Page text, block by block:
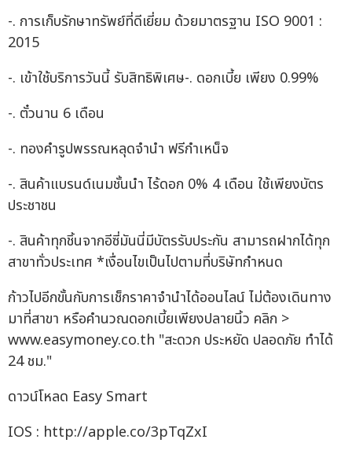
-. การเก็บรักษาทรัพย์ที่ดีเยี่ยม ด้วยมาตรฐาน ISO 9001 :
2015
-. เข้าใช้บริการวันนี้ รับสิทธิพิเศษ-. ดอกเบี้ย เพียง 0.99%
-. ตั๋วนาน 6 เดือน
-. ทองคำรูปพรรณหลุดจำนำ ฟรีกำเหน็จ
-. สินค้าแบรนด์เนมชั้นนำ ไร้ดอก 0% 4 เดือน ใช้เพียงบัตร
ประชาชน
-. สินค้าทุกชิ้นจากอีซี่มันนี่มีบัตรรับประกัน สามารถฝากได้ทุก
สาขาทั่วประเทศ *เงื่อนไขเป็นไปตามที่บริษัทกำหนด
ก้าวไปอีกขั้นกับการเช็กราคาจำนำได้ออนไลน์ ไม่ต้องเดินทาง
มาที่สาขา หรือคำนวณดอกเบี้ยเพียงปลายนิ้ว คลิก >
www.easymoney.co.th "สะดวก ประหยัด ปลอดภัย ทำได้
24 ชม."
ดาวน์โหลด Easy Smart
IOS : http://apple.co/3pTqZxI